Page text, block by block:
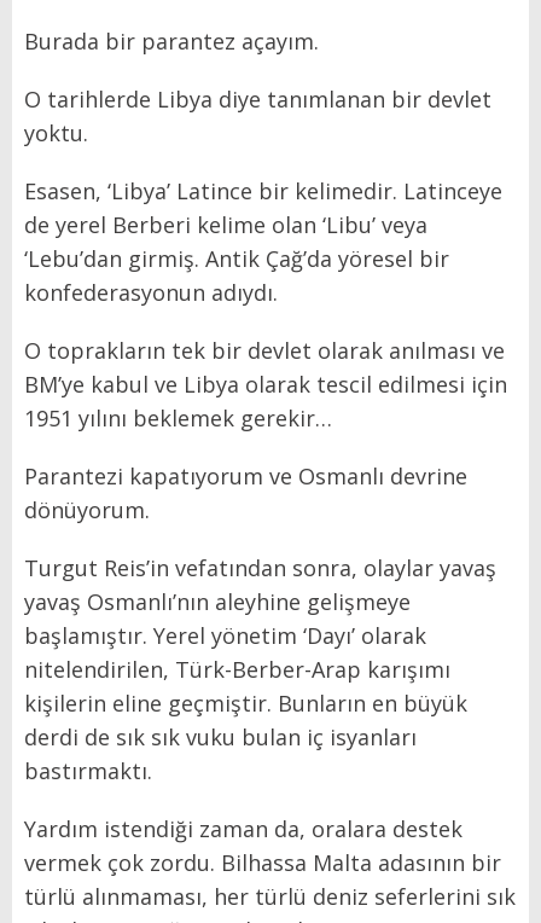
Burada bir parantez açayım.
O tarihlerde Libya diye tanımlanan bir devlet
yoktu.
Esasen, ‘Libya’ Latince bir kelimedir. Latinceye
de yerel Berberi kelime olan ‘Libu’ veya
‘Lebu’dan girmiş. Antik Çağ’da yöresel bir
konfederasyonun adıydı.
O toprakların tek bir devlet olarak anılması ve
BM’ye kabul ve Libya olarak tescil edilmesi için
1951 yılını beklemek gerekir…
Parantezi kapatıyorum ve Osmanlı devrine
dönüyorum.
Turgut Reis’in vefatından sonra, olaylar yavaş
yavaş Osmanlı’nın aleyhine gelişmeye
başlamıştır. Yerel yönetim ‘Dayı’ olarak
nitelendirilen, Türk-Berber-Arap karışımı
kişilerin eline geçmiştir. Bunların en büyük
derdi de sık sık vuku bulan iç isyanları
bastırmaktı.
Yardım istendiği zaman da, oralara destek
vermek çok zordu. Bilhassa Malta adasının bir
türlü alınmaması, her türlü deniz seferlerini sık